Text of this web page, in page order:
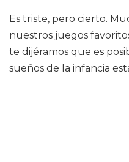
Es triste, pero cierto.
nuestros juegos
te dijéramos que es
sueños de la infancia